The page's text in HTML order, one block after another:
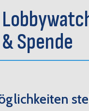
Spende